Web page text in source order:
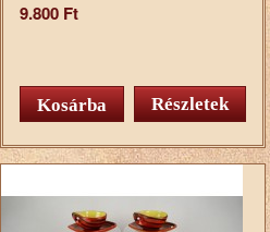
9.800 Ft
Részletek